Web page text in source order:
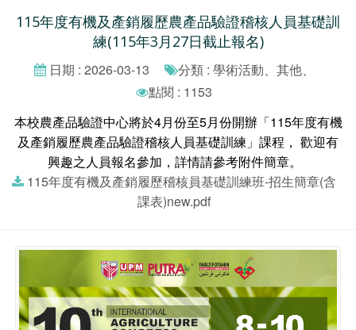
115年度有機及產銷履歷農產品驗證稽核人員基礎訓
練(115年3月27日截止報名)
日期 : 2026-03-13
分類 : 學術活動、其他、
點閱 : 1153
本校農產品驗證中心將於4月份至5月份開辦「115年度有機
及產銷履歷農產品驗證稽核人員基礎訓練」課程， 歡迎有
興趣之人員報名參加，詳情請參考附件簡章。
115年度有機及產銷履歷稽核員基礎訓練班-招生簡章(含
課表)new.pdf